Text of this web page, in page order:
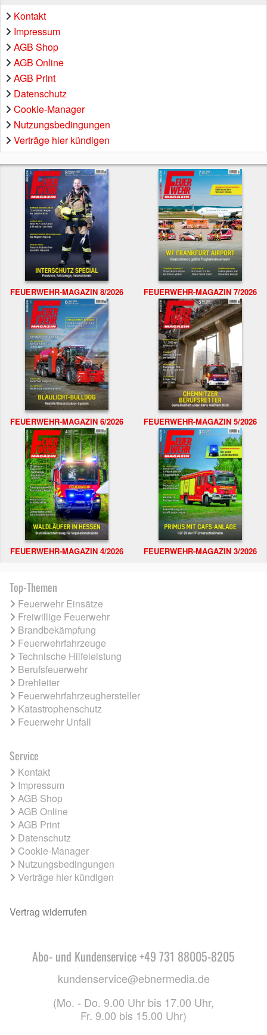
Kontakt
Impressum
AGB Shop
AGB Online
AGB Print
Datenschutz
Cookie-Manager
Nutzungsbedingungen
Verträge hier kündigen
FEUERWEHR-MAGAZIN 8/2026 FEUERWEHR-MAGAZIN 7/2026
FEUERWEHR-MAGAZIN 6/2026 FEUERWEHR-MAGAZIN 5/2026
FEUERWEHR-MAGAZIN 4/2026 FEUERWEHR-MAGAZIN 3/2026
Top-Themen
Feuerwehr Einsätze
Freiwillige Feuerwehr
Brandbekämpfung
Feuerwehrfahrzeuge
Technische Hilfeleistung
Berufsfeuerwehr
Drehleiter
Feuerwehrfahrzeughersteller
Katastrophenschutz
Feuerwehr Unfall
Service
Kontakt
Impressum
AGB Shop
AGB Online
AGB Print
Datenschutz
Cookie-Manager
Nutzungsbedingungen
Verträge hier kündigen
Vertrag widerrufen
Abo- und Kundenservice +49 731 88005-8205
kundenservice@ebnermedia.de
(Mo. - Do. 9.00 Uhr bis 17.00 Uhr,
Fr. 9.00 bis 15.00 Uhr)